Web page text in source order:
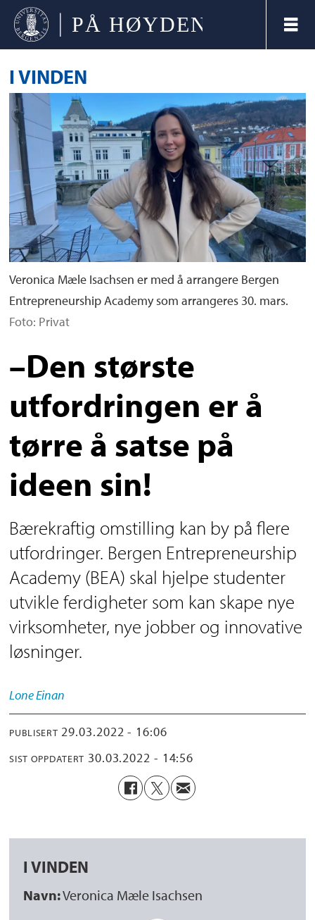
I VINDEN
Veronica Mæle Isachsen er med å arrangere Bergen
Entrepreneurship Academy som arrangeres 30. mars.
Foto: Privat
–Den største
utfordringen er å
tørre å satse på
ideen sin!
Bærekraftig omstilling kan by på flere
utfordringer. Bergen Entrepreneurship
Academy (BEA) skal hjelpe studenter
utvikle ferdigheter som kan skape nye
virksomheter, nye jobber og innovative
løsninger.
LoneEinan
PUBLISERT 29.03.2022 - 16:06
SIST OPPDATERT 30.03.2022 - 14:56
I VINDEN
Navn:Veronica Mæle Isachsen